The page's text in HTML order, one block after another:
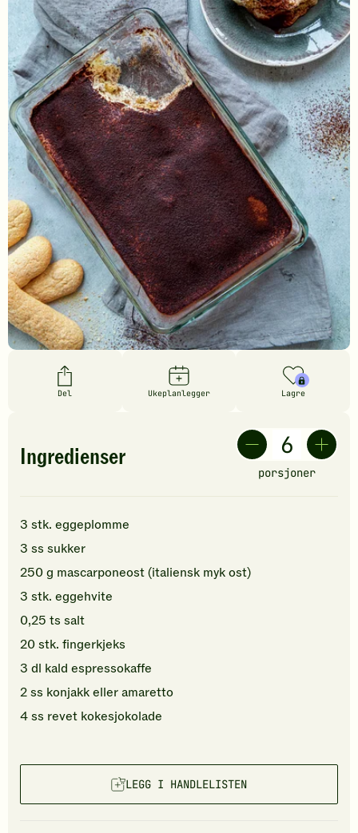
Del Ukeplanlegger Lagre
Ingredienser
porsjoner
3 stk. eggeplomme
3 ss sukker
250g mascarponeost(italiensk myk ost)
3 stk. eggehvite
0,25 ts salt
20stk. fingerkjeks
3 dl kald espressokaffe
2ss konjakkeller amaretto
4ss revet kokesjokolade
LEGG I HANDLELISTEN